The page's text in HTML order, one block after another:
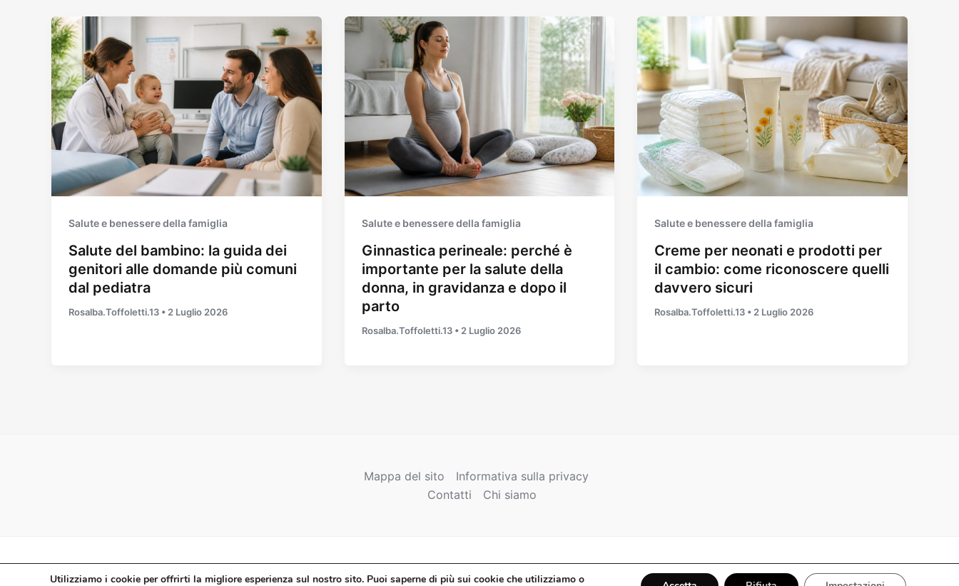
Salute e benessere della famiglia
Salute del bambino: la guida dei
genitori alle domande più comuni
dal pediatra
Rosalba.Toffoletti.13 •2 Luglio 2026
Salute e benessere della famiglia
Ginnastica perineale: perché è
importante per la salute della
donna, in gravidanza e dopo il
parto
Rosalba.Toffoletti.13 •2 Luglio 2026
Salute e benessere della famiglia
Creme per neonati e prodotti per
il cambio: come riconoscere quelli
davvero sicuri
Rosalba.Toffoletti.13 •2 Luglio 2026
Mappa del sito
Informativa sulla privacy
Contatti
Chi siamo
Copyright © 2026 Misura Famiglia
Utilizziamo i cookie per offrirti la migliore esperienza sul nostro sito. Puoi saperne di più sui cookie che utilizziamo o